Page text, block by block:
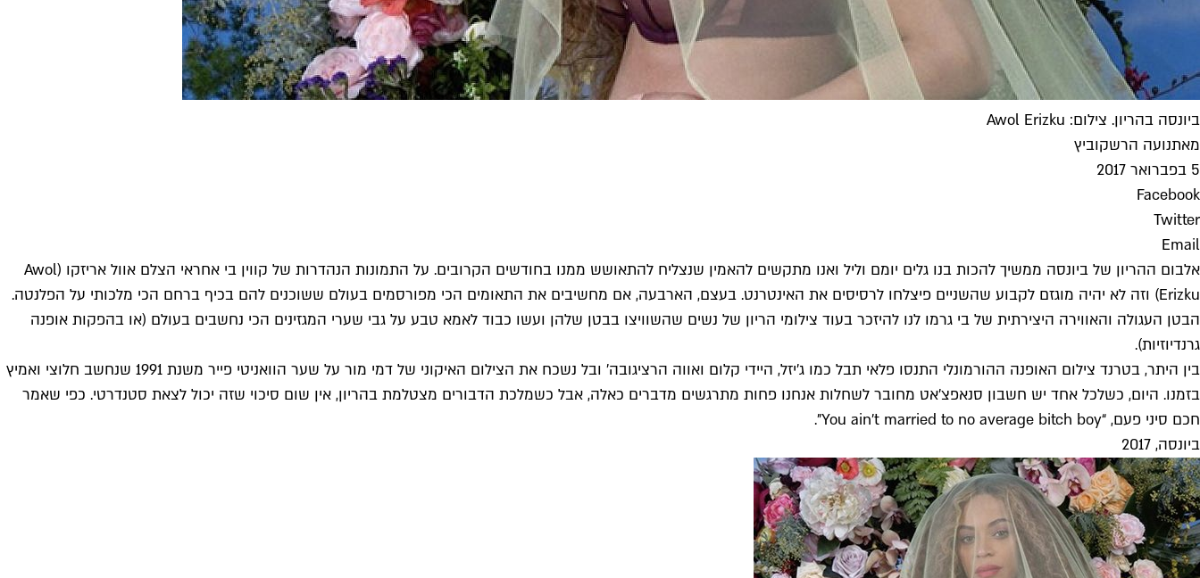
ביונסה בהריון. צילום: Awol Erizku
מאתנועה הרשקוביץ
5 בפברואר 2017
Facebook
Twitter
Email
אלבום ההריון של ביונסה ממשיך להכות בנו גלים יומם וליל ואנו מתקשים להאמין שנצליח להתאושש ממנו בחודשים הקרובים. על התמונות הנהדרות של קווין בי אחראי הצלם אוול אריזקו (Awol
Erizku) וזה לא יהיה מוגזם לקבוע שהשניים פיצלחו לרסיסים את האינטרנט. בעצם, הארבעה, אם מחשיבים את התאומים הכי מפורסמים בעולם ששוכנים להם בכיף ברחם הכי מלכותי על הפלנטה.
הבטן העגולה והאווירה היצירתית של בי גרמו לנו להיזכר בעוד צילומי הריון של נשים שהשוויצו בבטן שלהן ועשו כבוד לאמא טבע על גבי שערי המגזינים הכי נחשבים בעולם (או בהפקות אופנה
גרנדיוזיות).
בין היתר, בטרנד צילום האופנה ההורמונלי התנסו פלאי תבל כמו ג'יזל, היידי קלום ואווה הרציגובה' ובל נשכח את הצילום האיקוני של דמי מור על שער הוואניטי פייר משנת 1991 שנחשב חלוצי ואמיץ
בזמנו. היום, כשלכל אחד יש חשבון סנאפצ'אט מחובר לשחלות אנחנו פחות מתרגשים מדברים כאלה, אבל כשמלכת הדבורים מצטלמת בהריון, אין שום סיכוי שזה יכול לצאת סטנדרטי. כפי שאמר
חכם סיני פעם, “You ain't married to no average bitch boy”.
ביונסה, 2017